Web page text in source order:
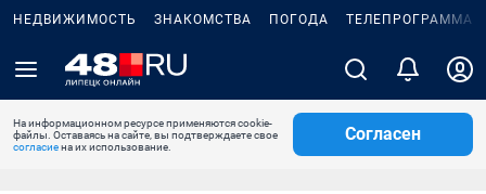
НЕДВИЖИМОСТЬ ЗНАКОМСТВА ПОГОДА ТЕЛЕПРОГРАММА
На информационном ресурсе применяются cookie-
файлы. Оставаясь на сайте, вы подтверждаете свое
согласиена их использование.
Согласен